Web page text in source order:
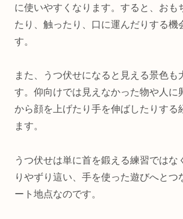
に使いやすくなります。すると、おも
たり、触ったり、口に運んだりする機
す。
また、うつ伏せになると見える景色も
す。仰向けでは見えなかった物や人に
から顔を上げたり手を伸ばしたりする
ます。
うつ伏せは単に首を鍛える練習ではな
りやずり這い、手を使った遊びへとつ
ート地点なのです。